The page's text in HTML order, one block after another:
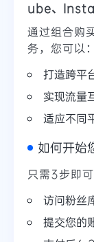
ube、
通过组合购
务，您可以：
打造跨平
实现流量
适应不同
如何开始
只需3步即可
访问粉丝
提交您的